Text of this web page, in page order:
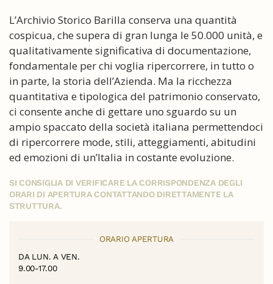
L’Archivio Storico Barilla conserva una quantità
cospicua, che supera di gran lunga le 50.000 unità, e
qualitativamente significativa di documentazione,
fondamentale per chi voglia ripercorrere, in tutto o
in parte, la storia dell’Azienda. Ma la ricchezza
quantitativa e tipologica del patrimonio conservato,
ci consente anche di gettare uno sguardo su un
ampio spaccato della società italiana permettendoci
di ripercorrere mode, stili, atteggiamenti, abitudini
ed emozioni di un’Italia in costante evoluzione.
SI CONSIGLIA DI VERIFICARE LA CORRISPONDENZA DEGLI
ORARI DI APERTURA CONTATTANDO DIRETTAMENTE LA
STRUTTURA.
ORARIO APERTURA
DA LUN. A VEN.
9.00-17.00